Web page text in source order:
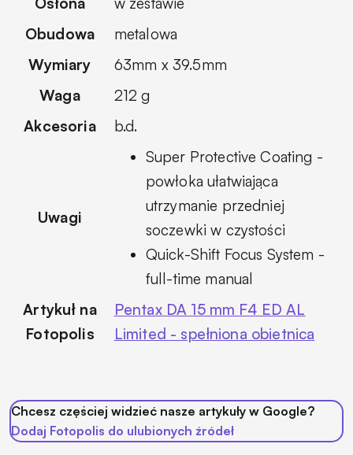
Obudowa
metalowa
Wymiary
63mm x 39.5mm
Waga
212 g
Akcesoria
b.d.
Uwagi
Super Protective Coating -
powłoka ułatwiająca
utrzymanie przedniej
soczewki w czystości
Quick-Shift Focus System -
full-time manual
Artykuł na
Fotopolis
Pentax DA 15 mm F4 ED AL
Limited - spełniona obietnica
Chcesz częściej widzieć nasze artykuły w Google?
Dodaj Fotopolis do ulubionych źródeł